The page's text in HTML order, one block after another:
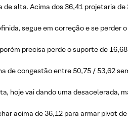
alta. Acima dos 36,41 projetaria de
segue em correção e se
precisa perde o suporte de
de congestão entre 50,75 / 53,62
hoje vai dando uma desacelerada,
acima de 36,12 para armar pivot